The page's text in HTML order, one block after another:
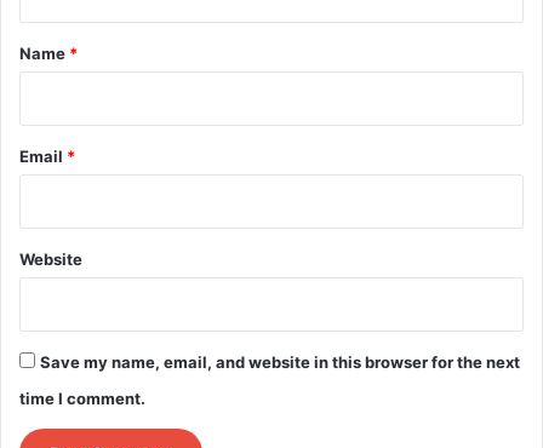
*
Name *
Email *
Website
Save my name, email, and website in this browser for the next
time I comment.